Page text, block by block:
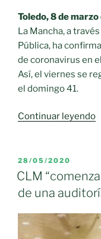
Toledo, 8 de
La Mancha, a
Pública, ha
de coronavirus en
Así, el viernes se
el domingo 41.
Continuar leyendo
PUBLICADO
EL
28/05/2020
CLM
de una